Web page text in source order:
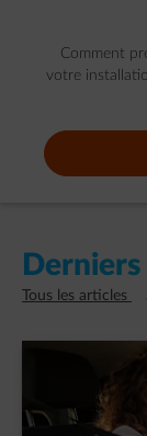
Comment
votre
Tous les articles